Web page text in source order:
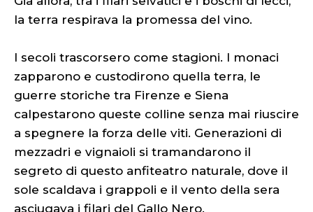
la terra respirava la promessa del vino.
I secoli trascorsero come stagioni. I monaci
zapparono e custodirono quella terra, le
guerre storiche tra Firenze e Siena
calpestarono queste colline senza mai riuscire
a spegnere la forza delle viti. Generazioni di
mezzadri e vignaioli si tramandarono il
segreto di questo anfiteatro naturale, dove il
sole scaldava i grappoli e il vento della sera
asciugava i filari del Gallo Nero.